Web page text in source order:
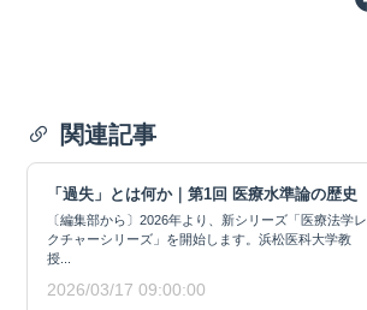
関連記事
「過失」とは何か｜第1回 医療水準論の歴史
〔編集部から〕2026年より、新シリーズ「医療法学レ
クチャーシリーズ」を開始します。浜松医科大学教
授...
2026/03/17 09:00:00